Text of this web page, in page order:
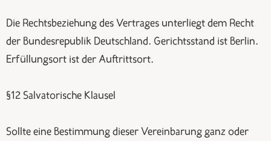
Die Rechtsbeziehung des Vertrages unterliegt dem Recht
der Bundesrepublik Deutschland. Gerichtsstand ist Berlin.
Erfüllungsort ist der Auftrittsort.
§12 Salvatorische Klausel
Sollte eine Bestimmung dieser Vereinbarung ganz oder